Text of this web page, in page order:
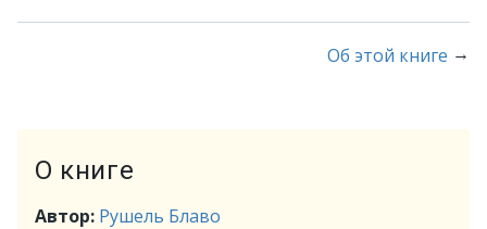
Об этой книге →
О книге
Автор: Рушель Блаво